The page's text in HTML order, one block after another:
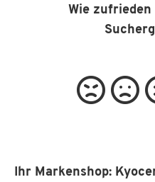
Wie
Ihr Markenshop: